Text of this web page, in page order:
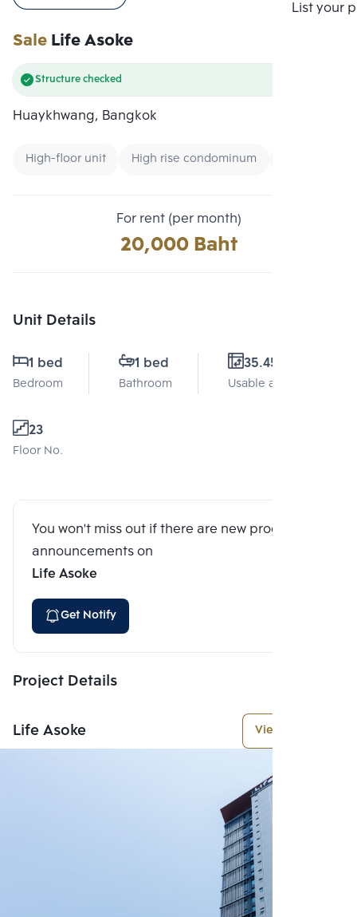
List your
SaleLife Asoke
Structure checked
Huaykhwang, Bangkok
High-floor unit High rise condominum
For rent (per month)
20,000 Baht
Unit Details
1 bed
Bedroom
1 bed
Bathroom
35.45 Sq.m.
Usable area
23
Floor No.
You won't miss out if there are new program
announcements on
Life Asoke
Get Notify
Project Details
Life Asoke View More